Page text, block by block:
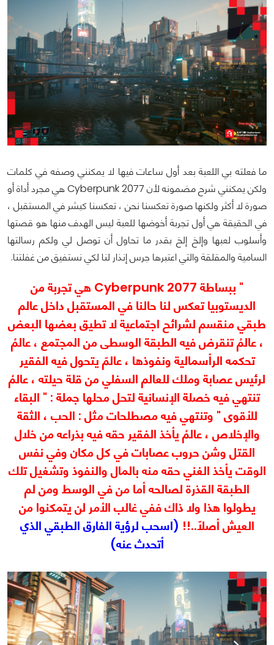
ما فعلته بي اللعبة بعد أول ساعات فيها لا يمكنني وصفه في كلمات
ولكن يمكنني شرح مضمونه لأن Cyberpunk 2077 هي مجرد أداة أو
صورة لا أكثر ولكنها صورة تعكسنا نحن ، تعكسنا كبشر في المستقبل ،
في الحقيقة هي أول تجربة أخوضها للعبة ليس الهدف منها هو قصتها
وأسلوب لعبها وإلخ إلخ بقدر ما تحاول أن توصل لي ولكم رسالتها
السامية والمقلقة والتي اعتبرها جرس إنذار لنا لكي نستفيق من غفلتنا.
" ببساطة Cyberpunk 2077 هي تجربة من
الديستوبيا تعكس لنا حالنا في المستقبل داخل عالم
طبقي منقسم لشرائح اجتماعية لا تطيق بعضها البعض
، عالمُ تنقرض فيه الطبقة الوسطى من المجتمع ، عالمُ
تحكمه الرأسمالية ونفوذها ، عالمً يتحول فيه الفقير
لرئيس عصابة وملك للعالم السفلي من قلة حيلته ، عالمُ
تنتهي فيه خصلة الإنسانية لتحل محلها جملة : " البقاء
للأقوى " وتنتهي فيه مصطلحات مثل : الحب ، الثقة
والإخلاص ، عالمُ يأخذ الفقير حقه فيه بذراعه من خلال
القتل وشن حروب عصابات في كل مكان وفي نفس
الوقت يأخذ الغني حقه منه بالمال والنفوذ وتشغيل تلك
الطبقة القذرة لصالحه أما من في الوسط ومن لم
يطولوا هذا ولا ذاك ففي غالب الأمر لن يتمكنوا من
العيش أصلاً..!! (اسحب لرؤية الفارق الطبقي الذي
أتحدث عنه)